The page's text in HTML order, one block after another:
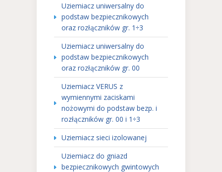
Uziemiacz uniwersalny do
podstaw bezpiecznikowych
oraz rozłączników gr. 1÷3
Uziemiacz uniwersalny do
podstaw bezpiecznikowych
oraz rozłączników gr. 00
Uziemiacz VERUS z
wymiennymi zaciskami
nożowymi do podstaw bezp. i
rozłączników gr. 00 i 1÷3
Uziemiacz sieci izolowanej
Uziemiacz do gniazd
bezpiecznikowych gwintowych